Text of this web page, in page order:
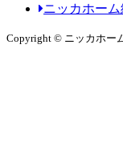
ニッカホーム
Copyright © ニッカホー